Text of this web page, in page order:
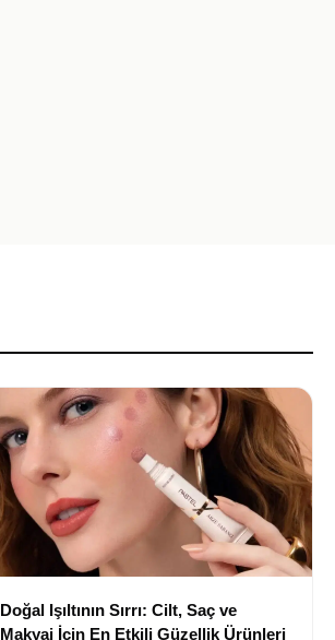
Doğal Işıltının Sırrı: Cilt, Saç ve
Makyaj İçin En Etkili Güzellik Ürünleri